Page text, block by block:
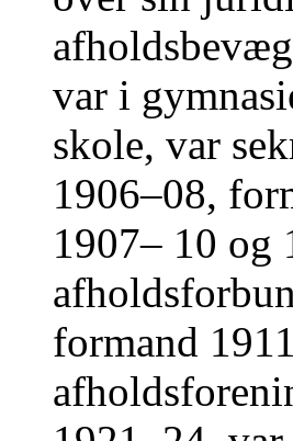
var i
skole, var
1906–08,
1907– 10 og
formand